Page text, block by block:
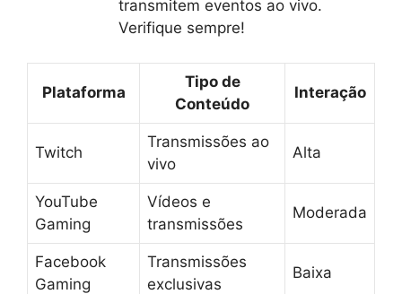
transmitem eventos ao vivo.
Verifique sempre!
Plataforma
Tipo de
Conteúdo
Interação
Twitch
Transmissões ao
vivo
Alta
YouTube
Gaming
Vídeos e
transmissões
Moderada
Facebook
Gaming
Transmissões
exclusivas
Baixa